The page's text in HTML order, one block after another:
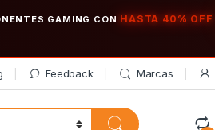
GAMING CON HASTA 40% OFF
Feedback Marcas